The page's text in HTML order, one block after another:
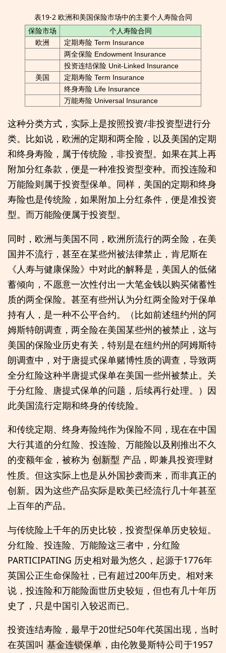
表19-2 欧洲和美国保险市场中的主要个人寿险合同
保险市场
个人寿险合同
欧洲
定期寿险 Term Insurance
两全保险 Endowment Insurance
投资连结保险 Unit-Linked Insurance
美国
定期寿险 Term Insurance
终身寿险 Life Insurance
万能寿险 Universal Insurance
这种分类方式，实际上是按照投资/非投资型进行分
类。比如说，欧洲的定期和两全险，以及美国的定期
和终身寿险，属于传统险，非投资型。如果在其上再
附加分红条款，便是一种准投资型变种。而投连险和
万能险则属于投资型保单。同样，美国的定期和终身
寿险也是传统险，如果附加上分红条件，便是准投资
型。而万能险便属于投资型。
同时，欧洲与美国不同，欧洲所流行的两全险，在美
国并不流行，甚至在某些州被法律禁止，肯尼斯在
《人寿与健康保险》中对此的解释是，美国人的低储
蓄倾向，不愿意一次性付出一大笔金钱以购买储蓄性
质的两全保险。甚至有些州认为分红两全险对于保单
持有人，是一种不公平合约。（比如前述纽约州的阿
姆斯特朗调查，两全险在美国某些州的被禁止，这与
美国的保险业历史有关，特别是在纽约州的阿姆斯特
朗调查中，对于唐提式保单赌博性质的调查，导致两
全分红险这种半唐提式保单在美国一些州被禁止。关
于分红险、唐提式保单的问题，后续再行处理。）因
此美国流行定期和终身的传统险。
和传统定期、终身寿险纯作为保险不同，现在在中国
大行其道的分红险、投连险、万能险以及刚推出不久
的变额年金，被称为 创新型 产品，即兼具投资理财
性质。但这实际上也是从外国抄袭而来，而非真正的
创新。因为这些产品实际是欧美已经流行几十年甚至
上百年的产品。
与传统险上千年的历史比较，投资型保单历史较短。
分红险、投连险、万能险这三者中，分红险
PARTICIPATING 历史相对最为悠久，起源于1776年
英国公正生命保险社，已有超过200年历史。相对来
说，投连险和万能险面世历史较短，但也有几十年历
史了，只是中国引入较迟而已。
投资连结寿险，最早于20世纪50年代英国出现，当时
在英国叫 基金连锁保单 ，由伦敦曼斯特公司于1957